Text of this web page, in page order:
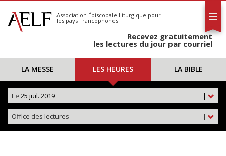
S'abonner
Calendrier
Association Épiscopale Liturgique pour
les pays Francophones
Recevez gratuitement
les lectures du jour par courriel
LA MESSE LES HEURES LA BIBLE
|
Le 25 juil. 2019
|
Office des lectures